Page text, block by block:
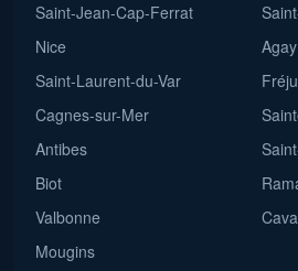
Saint-Jean-Cap-Ferrat
Nice
Saint-Laurent-du-Var
Cagnes-sur-Mer
Antibes
Biot
Valbonne
Mougins
Agay